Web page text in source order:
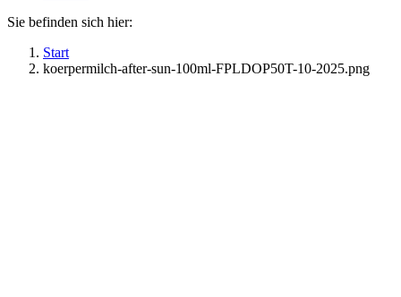
Sie befinden sich hier:
Start
koerpermilch-after-sun-100ml-FPLDOP50T-10-2025.png